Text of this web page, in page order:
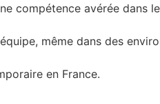
compétence avérée dans
même dans des
en France.